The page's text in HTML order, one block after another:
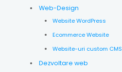
Web-Design
Website WordPress
Ecommerce Website
Website-uri custom CMS
Dezvoltare web